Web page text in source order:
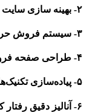
۲- بهینه سازی سایت برای گوگل SEO
۳- سیستم فروش حرفه‌ای
۴- طراحی صفحه فرود یا لندینگ پیج
۵- پیاده‌سازی تکنیک‌های بازاریابی اینترنتی
۶- آنالیز دقیق رفتار کاربران در سایت